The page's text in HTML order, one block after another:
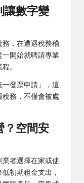
讓數字變
務，在遭遇稅務稽
一開始就聘請專業
。
發票申請」，這
務，不僅會被處
？空間安
業者選擇在家或使
初期租金支出，